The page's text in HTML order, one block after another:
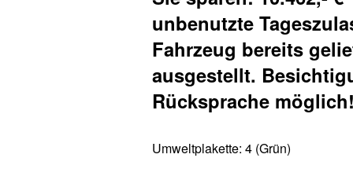
unbenutzte
Fahrzeug bereits
ausgestellt.
Rücksprache
Umweltplakette: 4 (Grün)